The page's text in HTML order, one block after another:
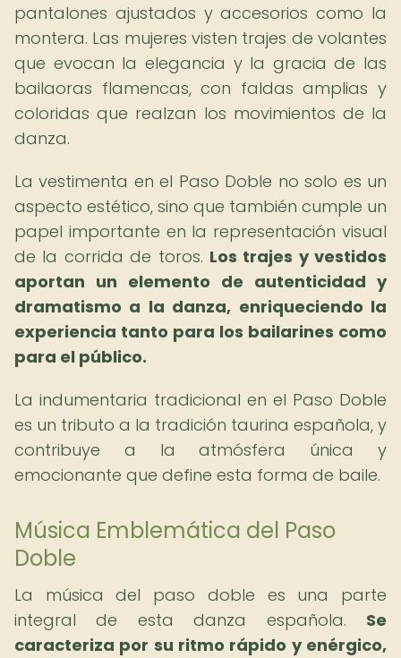
pantalones ajustados y accesorios como la
montera. Las mujeres visten trajes de volantes
que evocan la elegancia y la gracia de las
bailaoras flamencas, con faldas amplias y
coloridas que realzan los movimientos de la
danza.
La vestimenta en el Paso Doble no solo es un
aspecto estético, sino que también cumple un
papel importante en la representación visual
de la corrida de toros. Los trajes y vestidos
aportan un elemento de autenticidad y
dramatismo a la danza, enriqueciendo la
experiencia tanto para los bailarines como
para el público.
La indumentaria tradicional en el Paso Doble
es un tributo a la tradición taurina española, y
contribuye a la atmósfera única y
emocionante que define esta forma de baile.
Música Emblemática del Paso
Doble
La música del paso doble es una parte
integral de esta danza española. Se
caracteriza por su ritmo rápido y enérgico,